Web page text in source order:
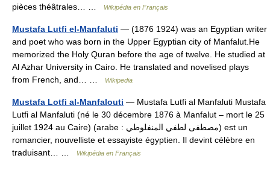
pièces théâtrales… …
Wikipédia en Français
Mustafa Lutfi el-Manfaluti — (1876 1924) was an Egyptian writer
and poet who was born in the Upper Egyptian city of Manfalut.He
memorized the Holy Quran before the age of twelve. He studied at
Al Azhar University in Cairo. He translated and novelised plays
from French, and… …
Wikipedia
Mustafa Lotfi al-Manfalouti — Mustafa Lutfi al Manfaluti Mustafa
Lutfi al Manfaluti (né le 30 décembre 1876 à Manfalut – mort le 25
juillet 1924 au Caire) (arabe : مصطفى لطفي المنفلوطي) est un
romancier, nouvelliste et essayiste égyptien. Il devint célèbre en
traduisant… …
Wikipédia en Français